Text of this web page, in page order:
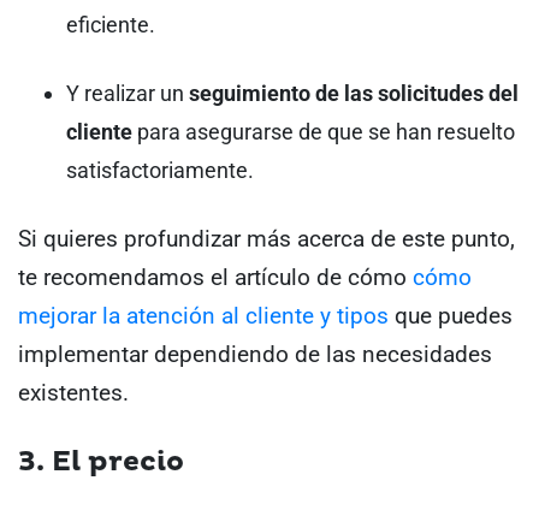
eficiente.
Y realizar un seguimiento de las solicitudes del
cliente para asegurarse de que se han resuelto
satisfactoriamente.
Si quieres profundizar más acerca de este punto,
te recomendamos el artículo de cómo cómo
mejorar la atención al cliente y tipos que puedes
implementar dependiendo de las necesidades
existentes.
3. El precio